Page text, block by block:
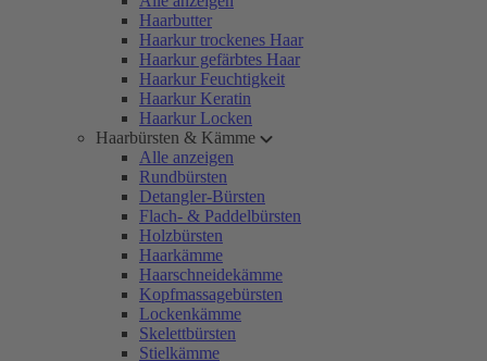
Haarbutter
Haarkur trockenes Haar
Haarkur gefärbtes Haar
Haarkur Feuchtigkeit
Haarkur Keratin
Haarkur Locken
Haarbürsten & Kämme
Alle anzeigen
Rundbürsten
Detangler-Bürsten
Flach- & Paddelbürsten
Holzbürsten
Haarkämme
Haarschneidekämme
Kopfmassagebürsten
Lockenkämme
Skelettbürsten
Stielkämme